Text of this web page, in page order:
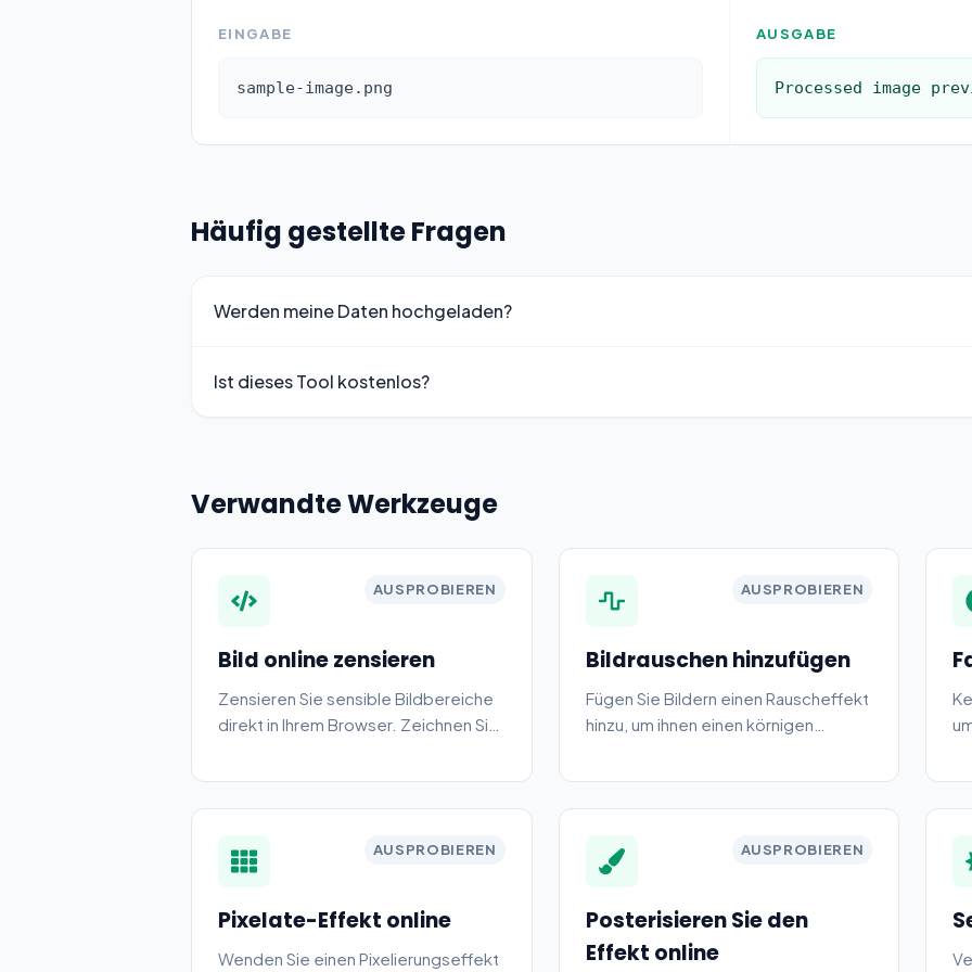
EINGABE
sample-image.png
AUSGABE
Processed image
Häufig gestellte Fragen
Werden meine Daten hochgeladen?
Ist dieses Tool kostenlos?
Verwandte Werkzeuge
AUSPROBIEREN
Bild online zensieren
Zensieren Sie sensible Bildbereiche
direkt in Ihrem Browser. Zeichnen Sie
AUSPROBIEREN
Bildrauschen hinzufügen
Fügen Sie Bildern einen Rauscheffekt
hinzu, um ihnen einen körnigen
AUSPROBIEREN
Pixelate-Effekt online
Wenden Sie einen Pixelierungseffekt
AUSPROBIEREN
Posterisieren Sie den
Effekt online